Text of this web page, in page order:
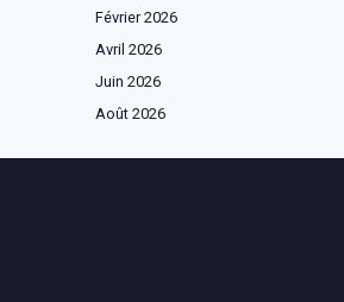
Février 2026
Avril 2026
Juin 2026
Août 2026